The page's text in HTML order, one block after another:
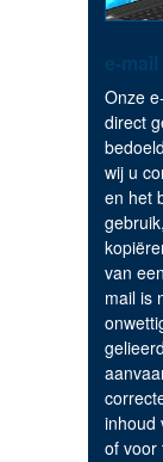
Sallvas
e-
Onze
direct
wij u
en het
van
mail is
inhoud
of voor